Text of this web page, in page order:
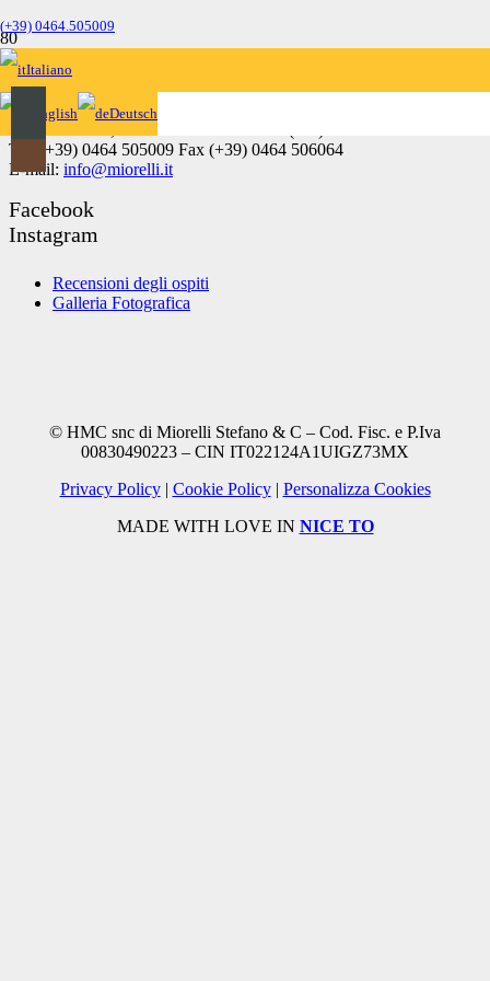
(+39) 0464.505009
Italiano
English Deutsch
Tel. (+39) 0464 505009 Fax (+39) 0464 506064
E-mail: info@miorelli.it
Facebook
Instagram
Recensioni degli ospiti
Galleria Fotografica
© HMC snc di Miorelli Stefano & C – Cod. Fisc. e P.Iva
00830490223 – CIN IT022124A1UIGZ73MX
Privacy Policy| Cookie Policy| Personalizza Cookies
MADE WITH LOVE IN NICE TO